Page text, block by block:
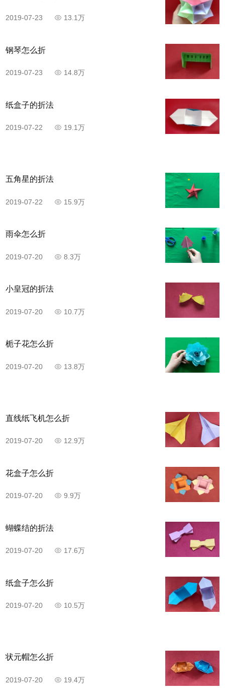
2019-07-23 13.1万
钢琴怎么折
2019-07-23 14.8万
纸盒子的折法
2019-07-22 19.1万
五角星的折法
2019-07-22 15.9万
雨伞怎么折
2019-07-20 8.3万
小皇冠的折法
2019-07-20 10.7万
栀子花怎么折
2019-07-20 13.8万
直线纸飞机怎么折
2019-07-20 12.9万
花盒子怎么折
2019-07-20 9.9万
蝴蝶结的折法
2019-07-20 17.6万
纸盒子怎么折
2019-07-20 10.5万
状元帽怎么折
2019-07-20 19.4万